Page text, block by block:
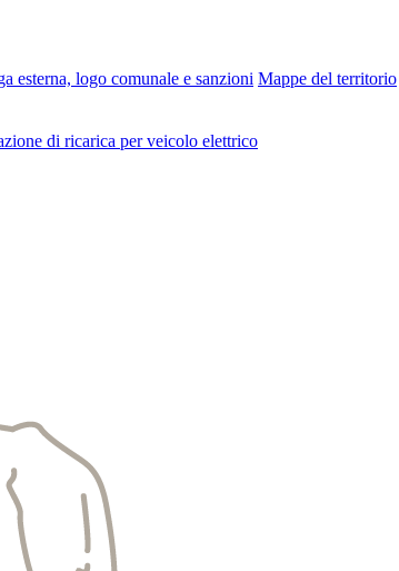
esterna, logo comunale e sanzioni Mappe del territorio
di ricarica per veicolo elettrico